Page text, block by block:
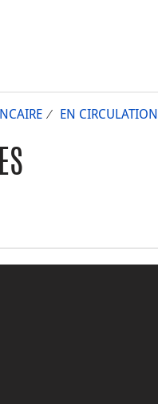
EN CIRCULATION